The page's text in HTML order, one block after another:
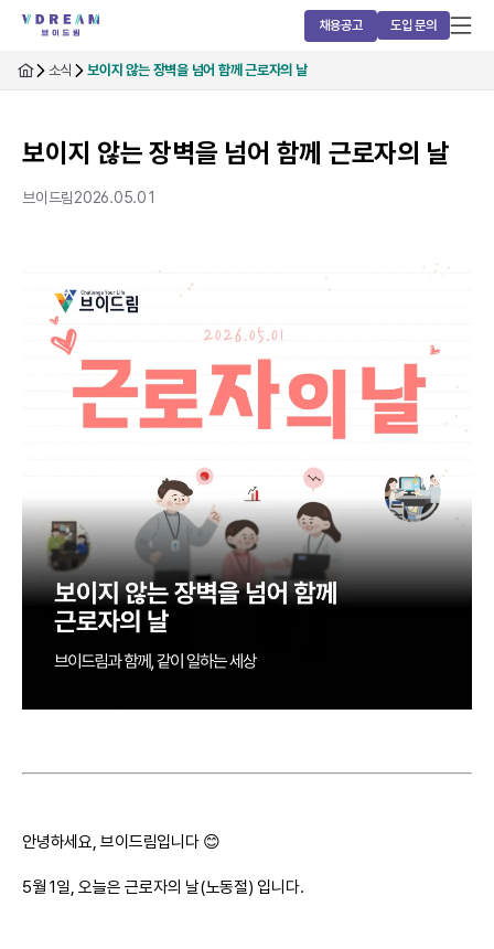
채용공고 도입 문의
소식 보이지 않는 장벽을 넘어 함께 근로자의 날
보이지 않는 장벽을 넘어 함께 근로자의 날
브이드림2026.05.01
안녕하세요, 브이드림입니다 😊
5월 1일, 오늘은 근로자의 날(노동절) 입니다.